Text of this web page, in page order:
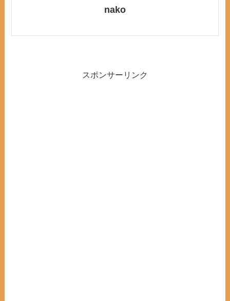
nako
スポンサーリンク